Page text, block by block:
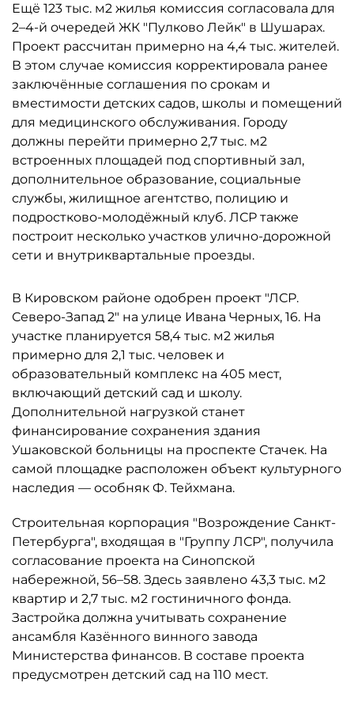
Ещё 123 тыс. м2 жилья комиссия согласовала для
2–4-й очередей ЖК "Пулково Лейк" в Шушарах.
Проект рассчитан примерно на 4,4 тыс. жителей.
В этом случае комиссия корректировала ранее
заключённые соглашения по срокам и
вместимости детских садов, школы и помещений
для медицинского обслуживания. Городу
должны перейти примерно 2,7 тыс. м2
встроенных площадей под спортивный зал,
дополнительное образование, социальные
службы, жилищное агентство, полицию и
подростково-молодёжный клуб. ЛСР также
построит несколько участков улично-дорожной
сети и внутриквартальные проезды.
В Кировском районе одобрен проект "ЛСР.
Северо-Запад 2" на улице Ивана Черных, 16. На
участке планируется 58,4 тыс. м2 жилья
примерно для 2,1 тыс. человек и
образовательный комплекс на 405 мест,
включающий детский сад и школу.
Дополнительной нагрузкой станет
финансирование сохранения здания
Ушаковской больницы на проспекте Стачек. На
самой площадке расположен объект культурного
наследия — особняк Ф. Тейхмана.
Строительная корпорация "Возрождение Санкт-
Петербурга", входящая в "Группу ЛСР", получила
согласование проекта на Синопской
набережной, 56–58. Здесь заявлено 43,3 тыс. м2
квартир и 2,7 тыс. м2 гостиничного фонда.
Застройка должна учитывать сохранение
ансамбля Казённого винного завода
Министерства финансов. В составе проекта
предусмотрен детский сад на 110 мест.